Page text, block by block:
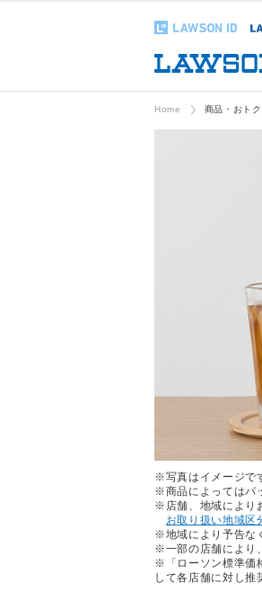
Home 商品・おトク
※写真はイメージで
※商品によってはパ
※店舗、地域により
お取り扱い地域区
※地域により予告な
※一部の店舗により
※「ローソン標準価
して各店舗に対し推